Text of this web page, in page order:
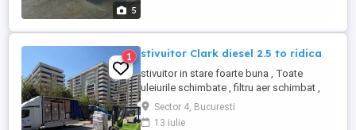
5
1 stivuitor Clark diesel 2.5 to ridica
stivuitor in stare foarte buna , Toate
uleiurile schimbate , filtru aer schimbat ,
bujiile noi , anvelope pline noi pe fata ,
lame lungi ,
Sector 4, Bucuresti
13 iulie